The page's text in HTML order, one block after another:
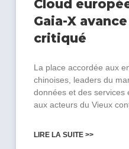
Cloud
Gaia-X
critiqué
La place accordée aux
chinoises, leaders du
données et des services
aux acteurs du Vieux
LIRE LA SUITE >>